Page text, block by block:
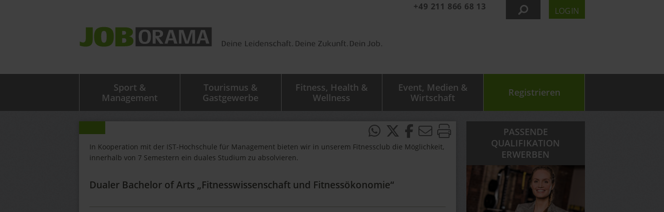
+49 211 866 68 13 LOGIN
Sport &
Management
Tourismus &
Gastgewerbe
Fitness, Health &
Wellness
Event, Medien &
Wirtschaft
Registrieren
In Kooperation mit der IST-Hochschule für Management bieten wir in unserem Fitnessclub die Möglichkeit,
innerhalb von 7 Semestern ein duales Studium zu absolvieren.
Dualer Bachelor of Arts „Fitnesswissenschaft und Fitnessökonomie“
PASSENDE
QUALIFIKATION
ERWERBEN